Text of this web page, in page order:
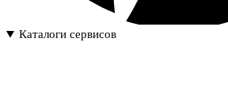
Каталоги сервисов